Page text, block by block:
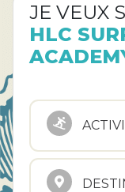
JE VEUX
HLC